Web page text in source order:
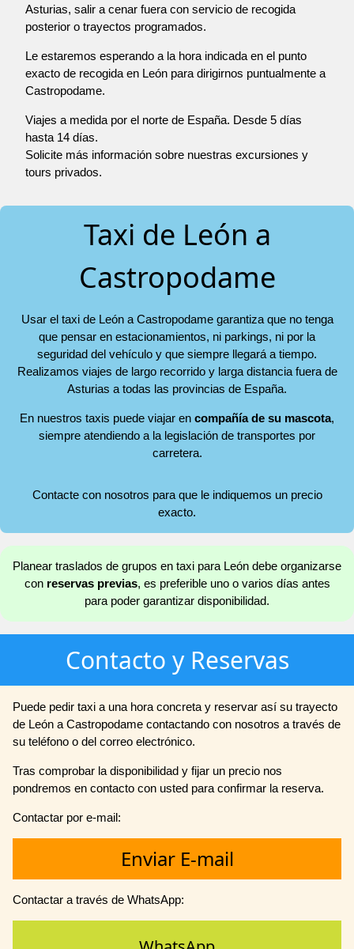
Asturias, salir a cenar fuera con servicio de recogida
posterior o trayectos programados.
Le estaremos esperando a la hora indicada en el punto
exacto de recogida en León para dirigirnos puntualmente a
Castropodame.
Viajes a medida por el norte de España. Desde 5 días
hasta 14 días.
Solicite más información sobre nuestras excursiones y
tours privados.
Taxi de León a
Castropodame
Usar el taxi de León a Castropodame garantiza que no tenga
que pensar en estacionamientos, ni parkings, ni por la
seguridad del vehículo y que siempre llegará a tiempo.
Realizamos viajes de largo recorrido y larga distancia fuera de
Asturias a todas las provincias de España.
En nuestros taxis puede viajar en compañía de su mascota,
siempre atendiendo a la legislación de transportes por
carretera.
Contacte con nosotros para que le indiquemos un precio
exacto.
Planear traslados de grupos en taxi para León debe organizarse
con reservas previas, es preferible uno o varios días antes
para poder garantizar disponibilidad.
Contacto y Reservas
Puede pedir taxi a una hora concreta y reservar así su trayecto
de León a Castropodame contactando con nosotros a través de
su teléfono o del correo electrónico.
Tras comprobar la disponibilidad y fijar un precio nos
pondremos en contacto con usted para confirmar la reserva.
Contactar por e-mail:
Enviar E-mail
Contactar a través de WhatsApp: